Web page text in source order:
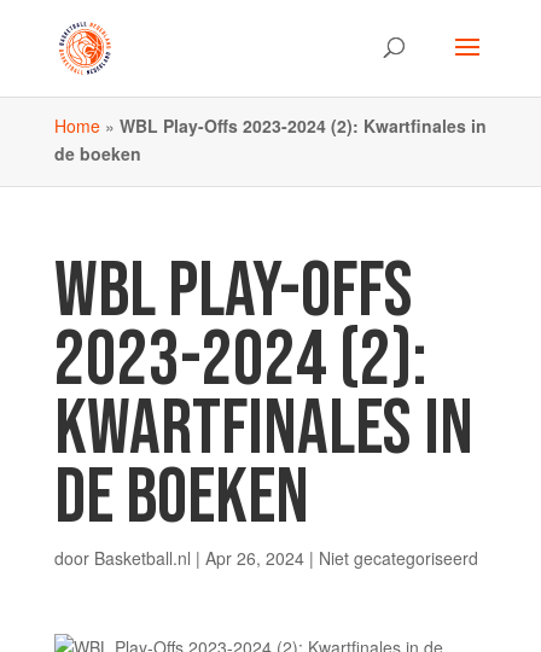
Home» WBL Play-Offs 2023-2024 (2): Kwartfinales in
de boeken
WBL PLAY-OFFS
2023-2024 (2):
KWARTFINALES IN
DE BOEKEN
door Basketball.nl | Apr 26, 2024| Niet gecategoriseerd